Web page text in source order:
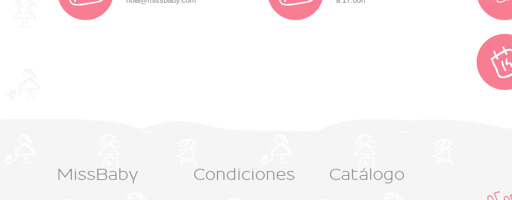
MissBaby Condiciones Catálogo